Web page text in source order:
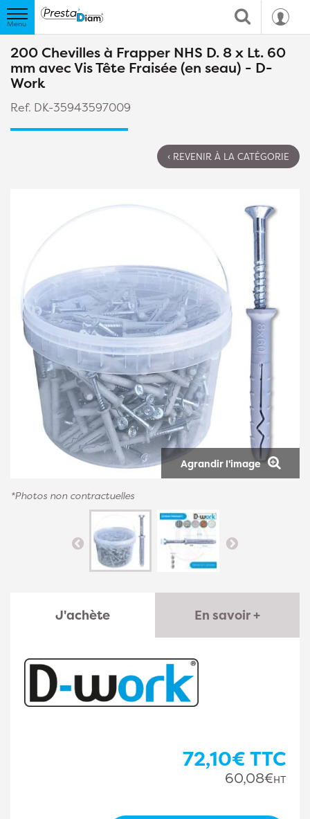
200 Chevilles à Frapper NHS D. 8 x Lt. 60
mm avec Vis Tête Fraisée (en seau) - D-
Work
Ref. DK-35943597009
‹ REVENIR À LA CATÉGORIE
Agrandir l'image
*Photos non contractuelles
J'achète En savoir +
72,10€TTC
60,08€HT